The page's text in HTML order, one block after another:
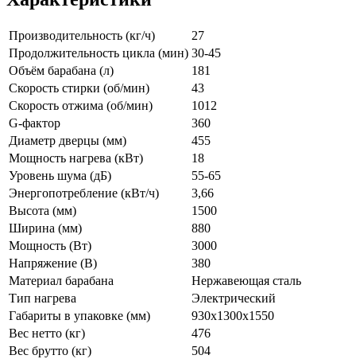
Производительность (кг/ч)
27
Продолжительность цикла (мин) 30-45
Объём барабана (л)
181
Скорость стирки (об/мин)
43
Скорость отжима (об/мин)
1012
G-фактор
360
Диаметр дверцы (мм)
455
Мощность нагрева (кВт)
18
Уровень шума (дБ)
55-65
Энергопотребление (кВт/ч)
3,66
Высота (мм)
1500
Ширина (мм)
880
Мощность (Вт)
3000
Напряжение (В)
380
Материал барабана
Нержавеющая сталь
Тип нагрева
Электрический
Габариты в упаковке (мм)
930x1300x1550
Вес нетто (кг)
476
Вес брутто (кг)
504